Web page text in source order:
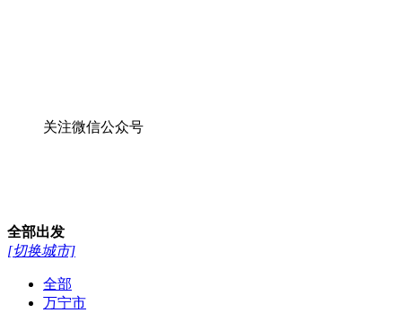
关注微信公众号
全部出发
[切换城市]
全部
万宁市